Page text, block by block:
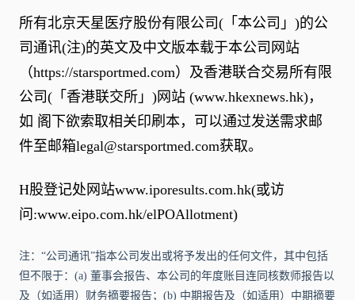
所有北京天星医疗股份有限公司(「本公司」)的公
司通讯(注)的英文及中文版本载于本公司网站
（https://starsportmed.com）及香港联合交易所有限
公司(「香港联交所」)网站 (www.hkexnews.hk)，
如 阁下欲索取相关印刷本，可以通过发送需求邮
件至邮箱legal@starsportmed.com获取。
H股登记处网站www.iporesults.com.hk(或访
问:www.eipo.com.hk/elPOAllotment)
注：“公司通讯”指本公司发出或将予发出的任何文件，其中包括
但不限于：(a) 董事会报告、本公司的年度账目连同核数师报告以
及（如适用）财务摘要报告；(b) 中期报告及（如适用）中期摘要